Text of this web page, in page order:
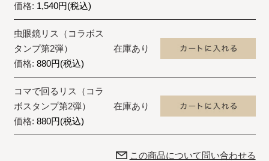
価格: 1,540円(税込)
虫眼鏡リス（コラボス
タンプ第2弾）
価格: 880円(税込)
在庫あり
コマで回るリス（コラ
ボスタンプ第2弾）
価格: 880円(税込)
在庫あり
この商品について問い合わせる